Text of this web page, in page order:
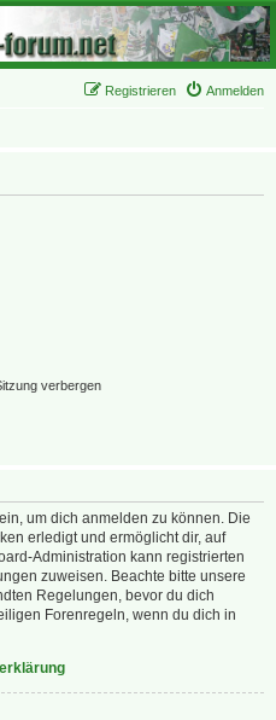
Anmelden
Registrieren
verbergen
um dich anmelden zu können. Die
erledigt und ermöglicht dir, auf
Administration kann registrierten
zuweisen. Beachte bitte unsere
Regelungen, bevor du dich
Forenregeln, wenn du dich in